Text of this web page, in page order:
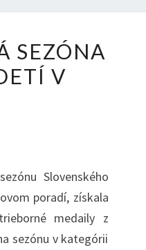
SEZÓNA
V
Slovenského
poradí, získala
medaily z
sezónu v kategórii